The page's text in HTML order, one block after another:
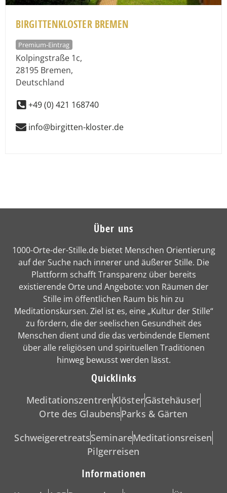
BIRGITTENKLOSTER BREMEN
Premium-Eintrag
Kolpingstraße 1c,
28195 Bremen,
Deutschland
+49 (0) 421 168740
info@birgitten-kloster.de
Über uns
1000-Orte-der-Stille.de bietet Menschen Orientierung
auf der Suche nach innerer und äußerer Stille. Die
Plattform schafft Transparenz über bereits
existierende Orte und Angebote: von Räumen der
Stille im öffentlichen Raum bis hin zu
Meditationskursen. Ziel ist es, eine „Kultur der Stille“
zu fördern, die der seelischen Gesundheit des
Menschen dient und die das verbindende Element
über alle religiösen und spirituellen Traditionen
hinweg bewusst werden lässt.
Quicklinks
MeditationszentrenKlösterGästehäuser
Orte des GlaubensParks & Gärten
SchweigeretreatsSeminareMeditationsreisen
Pilgerreisen
Informationen